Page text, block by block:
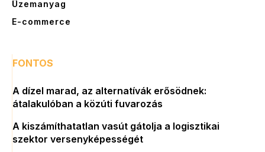
Üzemanyag
E-commerce
FONTOS
A dízel marad, az alternatívák erősödnek:
átalakulóban a közúti fuvarozás
A kiszámíthatatlan vasút gátolja a logisztikai
szektor versenyképességét